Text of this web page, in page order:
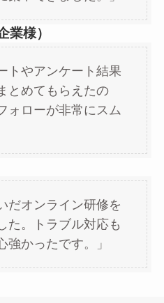
業様）
トやアンケート結果
とめてもらえたの
ォローが非常にスム
だオンライン研修を
た。トラブル対応も
かったです。」